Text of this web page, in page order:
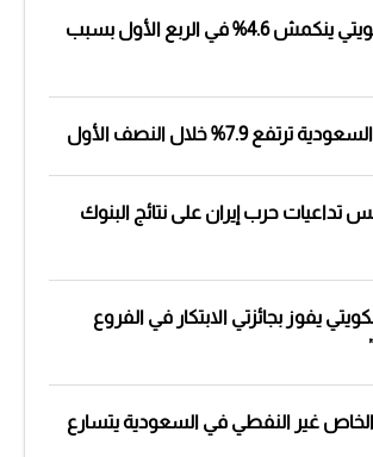
الاقتصاد الكويتي ينكمش 4.6% في الربع الأول بسبب
ترتفع 7.9% خلال النصف الأول
حرب إيران على نتائج البنوك
يفوز بجائزتي الابتكار في الفروع
غير النفطي في السعودية يتسارع